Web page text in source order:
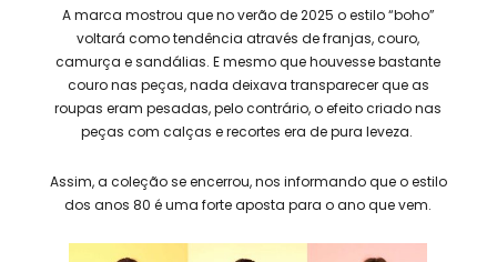
A marca mostrou que no verão de 2025 o estilo “boho”
voltará como tendência através de franjas, couro,
camurça e sandálias. E mesmo que houvesse bastante
couro nas peças, nada deixava transparecer que as
roupas eram pesadas, pelo contrário, o efeito criado nas
peças com calças e recortes era de pura leveza.
Assim, a coleção se encerrou, nos informando que o estilo
dos anos 80 é uma forte aposta para o ano que vem.